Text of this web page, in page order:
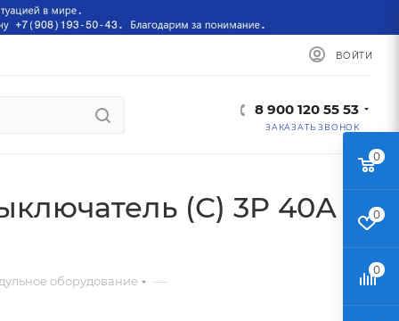
ВОЙТИ
8 900 120 55 53
ЗАКАЗАТЬ ЗВОНОК
(С) 3P 40А
оборудование —
0
0
0